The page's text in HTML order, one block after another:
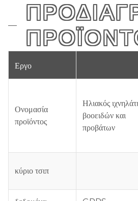
Εργο
Ονομασία
προϊόντος
Ηλιακός
βοοειδών και
προβάτων
κύριο τσιπ